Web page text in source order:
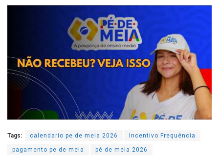
Tags: calendario pe de meia 2026 Incentivo Frequência
pagamento pe de meia pé de meia 2026